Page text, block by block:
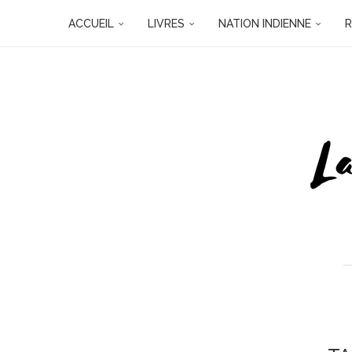
ACCUEIL LIVRES NATION INDIENNE